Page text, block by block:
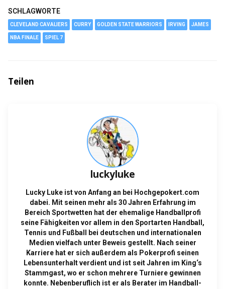
SCHLAGWORTE
CLEVELAND CAVALIERS CURRY GOLDEN STATE WARRIORS IRVING JAMES
NBA FINALE SPIEL 7
Teilen
luckyluke
Lucky Luke ist von Anfang an bei Hochgepokert.com
dabei. Mit seinen mehr als 30 Jahren Erfahrung im
Bereich Sportwetten hat der ehemalige Handballprofi
seine Fähigkeiten vor allem in den Sportarten Handball,
Tennis und Fußball bei deutschen und internationalen
Medien vielfach unter Beweis gestellt. Nach seiner
Karriere hat er sich außerdem als Pokerprofi seinen
Lebensunterhalt verdient und ist seit Jahren im King‘s
Stammgast, wo er schon mehrere Turniere gewinnen
konnte. Nebenberuflich ist er als Berater im Handball-